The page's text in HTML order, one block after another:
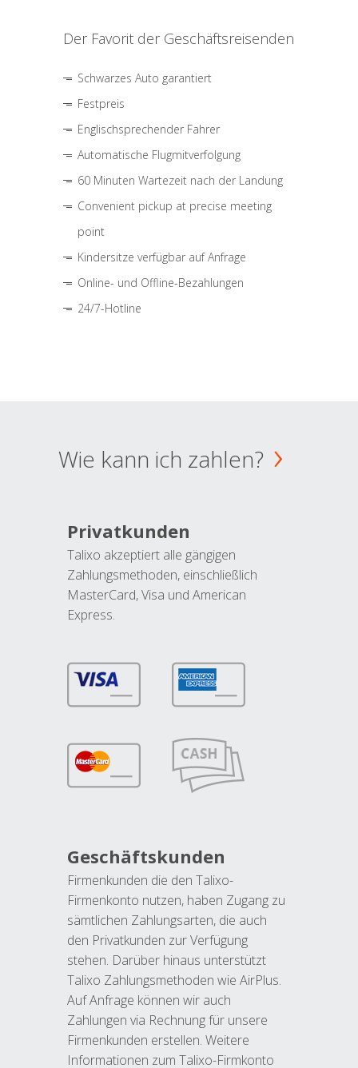
Der Favorit der Geschäftsreisenden
Schwarzes Auto garantiert
Festpreis
Englischsprechender Fahrer
Automatische Flugmitverfolgung
60 Minuten Wartezeit nach der Landung
Convenient pickup at precise meeting
point
Kindersitze verfügbar auf Anfrage
Online- und Offline-Bezahlungen
24/7-Hotline
Wie kann ich zahlen?
Privatkunden
Talixo akzeptiert alle gängigen
Zahlungsmethoden, einschließlich
MasterCard, Visa und American
Express.
Geschäftskunden
Firmenkunden die den Talixo-
Firmenkonto nutzen, haben Zugang zu
sämtlichen Zahlungsarten, die auch
den Privatkunden zur Verfügung
stehen. Darüber hinaus unterstützt
Talixo Zahlungsmethoden wie AirPlus.
Auf Anfrage können wir auch
Zahlungen via Rechnung für unsere
Firmenkunden erstellen. Weitere
Informationen zum Talixo-Firmkonto